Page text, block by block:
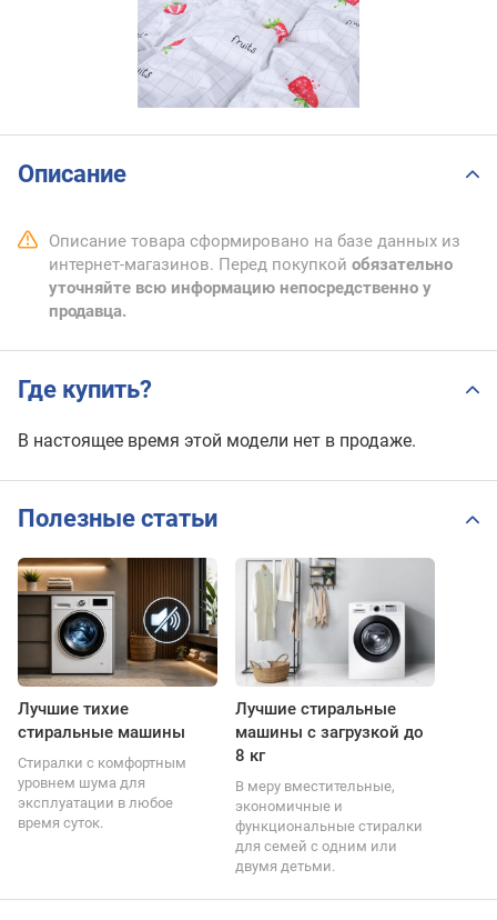
Описание
Описание товара сформировано на базе данных из
интернет-магазинов. Перед покупкой обязательно
уточняйте всю информацию непосредственно у
продавца.
Где купить?
В настоящее время этой модели нет в продаже.
Полезные статьи
Лучшие тихие
стиральные машины
Стиралки с комфортным
уровнем шума для
эксплуатации в любое
время суток.
Лучшие стиральные
машины с загрузкой до
8 кг
В меру вместительные,
экономичные и
функциональные стиралки
для семей с одним или
двумя детьми.